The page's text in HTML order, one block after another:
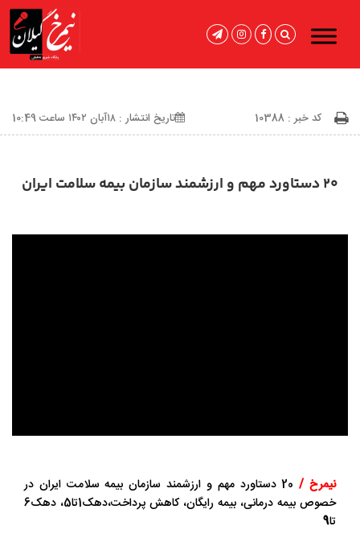
کد خبر : 10388 تاریخ انتشار : ۱۸آبان ۱۴۰۲ ساعت 10:49
۲۰ دستاورد مهم و ارزشمند سازمان بیمه سلامت ایران
نیمرخ /
20 دستاورد مهم و ارزشمند سازمان بیمه سلامت ایران در
خصوص بیمه درمانی، بیمه رایگان، کاهش پرداخت،دهک1تا5، دهک6
تا9